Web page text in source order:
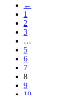
←
1
2
3
…
5
6
7
8
9